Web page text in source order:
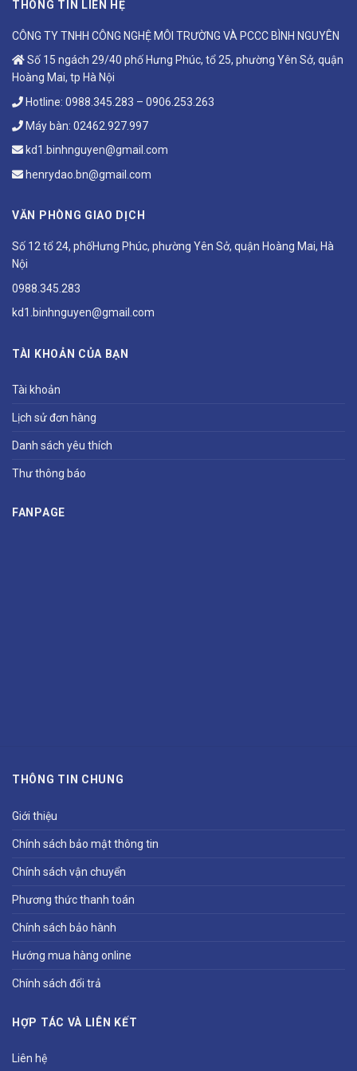
THÔNG TIN LIÊN HỆ
CÔNG TY TNHH CÔNG NGHỆ MÔI TRƯỜNG VÀ PCCC BÌNH NGUYÊN
Số 15 ngách 29/40 phố Hưng Phúc, tổ 25, phường Yên Sở, quận
Hoàng Mai, tp Hà Nội
Hotline: 0988.345.283 – 0906.253.263
Máy bàn: 02462.927.997
kd1.binhnguyen@gmail.com
henrydao.bn@gmail.com
VĂN PHÒNG GIAO DỊCH
Số 12 tổ 24, phốHưng Phúc, phường Yên Sở, quận Hoàng Mai, Hà
Nội
0988.345.283
kd1.binhnguyen@gmail.com
TÀI KHOẢN CỦA BẠN
Tài khoản
Lịch sử đơn hàng
Danh sách yêu thích
Thư thông báo
FANPAGE
THÔNG TIN CHUNG
Giới thiệu
Chính sách bảo mật thông tin
Chính sách vận chuyển
Phương thức thanh toán
Chính sách bảo hành
Hướng mua hàng online
Chính sách đổi trả
HỢP TÁC VÀ LIÊN KẾT
Liên hệ